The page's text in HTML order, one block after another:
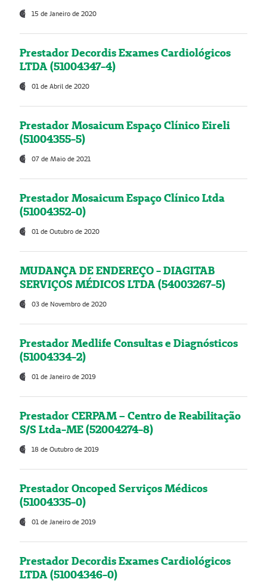
15 de Janeiro de 2020
Prestador Decordis Exames Cardiológicos
LTDA (51004347-4)
01 de Abril de 2020
Prestador Mosaicum Espaço Clínico Eireli
(51004355-5)
07 de Maio de 2021
Prestador Mosaicum Espaço Clínico Ltda
(51004352-0)
01 de Outubro de 2020
MUDANÇA DE ENDEREÇO - DIAGITAB
SERVIÇOS MÉDICOS LTDA (54003267-5)
03 de Novembro de 2020
Prestador Medlife Consultas e Diagnósticos
(51004334-2)
01 de Janeiro de 2019
Prestador CERPAM – Centro de Reabilitação
S/S Ltda-ME (52004274-8)
18 de Outubro de 2019
Prestador Oncoped Serviços Médicos
(51004335-0)
01 de Janeiro de 2019
Prestador Decordis Exames Cardiológicos
LTDA (51004346-0)